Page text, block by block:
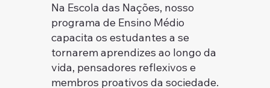
Na Escola das Nações, nosso
programa de Ensino Médio
capacita os estudantes a se
tornarem aprendizes ao longo da
vida, pensadores reflexivos e
membros proativos da sociedade.